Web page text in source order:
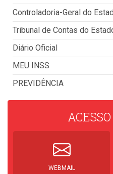
Controladoria-Geral do
Tribunal de Contas do
Diário Oficial
MEU INSS
PREVIDÊNCIA
ACESSO
WEBMAIL